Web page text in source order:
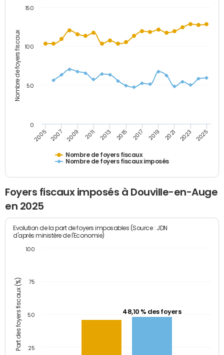
Nombre de foyers fiscaux
Nombre de foyers fiscaux
Nombre de foyers fiscaux imposés
2005 2007 2009 2011 2013 2015 2017 2019 2021 2023 2025
0
50
100
150
Foyers fiscaux imposés à Douville-en-Auge
en 2025
Part des foyers fiscaux (%)
Evolution de la part de foyers imposables (Source : JDN
d'après ministère de l'Economie)
48,10 % des foyers
25
50
75
100